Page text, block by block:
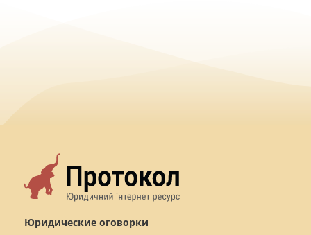
Юридические оговорки